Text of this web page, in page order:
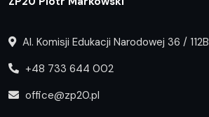
Al. Komisji Edukacji Narodowej 36 / 112B
+48 733 644 002
office@zp20.pl